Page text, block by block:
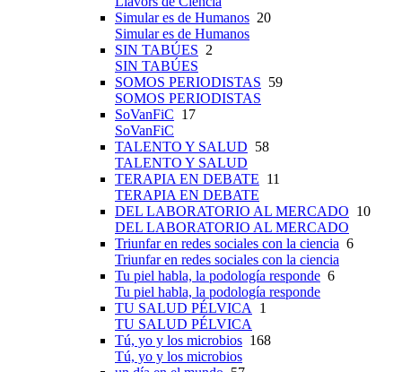
Simular es de Humanos 20
Simular es de Humanos
SIN TABÚES 2
SIN TABÚES
SOMOS PERIODISTAS 59
SOMOS PERIODISTAS
SoVanFiC 17
SoVanFiC
TALENTO Y SALUD 58
TALENTO Y SALUD
TERAPIA EN DEBATE 11
TERAPIA EN DEBATE
DEL LABORATORIO AL MERCADO 10
DEL LABORATORIO AL MERCADO
Triunfar en redes sociales con la ciencia 6
Triunfar en redes sociales con la ciencia
Tu piel habla, la podología responde 6
Tu piel habla, la podología responde
TU SALUD PÉLVICA 1
TU SALUD PÉLVICA
Tú, yo y los microbios 168
Tú, yo y los microbios